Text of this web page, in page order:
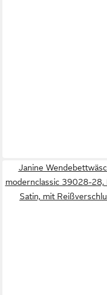
Janine
modernclassic 39028-28,
Satin, mit